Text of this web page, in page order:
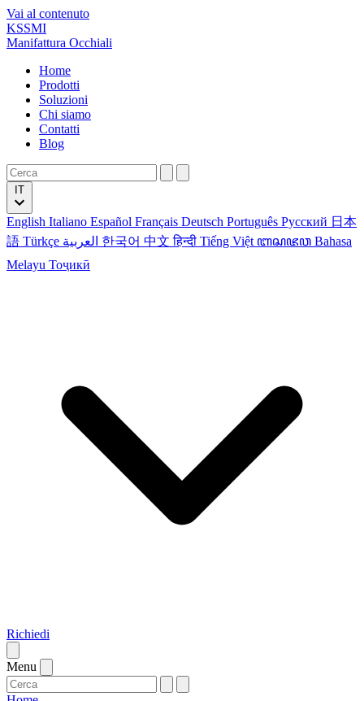
Vai al contenuto
KSSMI
Manifattura Occhiali
Home
Prodotti
Soluzioni
Chi siamo
Contatti
Blog
English Italiano Español Français Deutsch Português Русский 日本
語 Türkçe 한국어 中文हिन्दी Tiếng Việt ꦧꦱꦗꦮ Bahasa
Melayu Тоҷикӣ
Richiedi
Menu